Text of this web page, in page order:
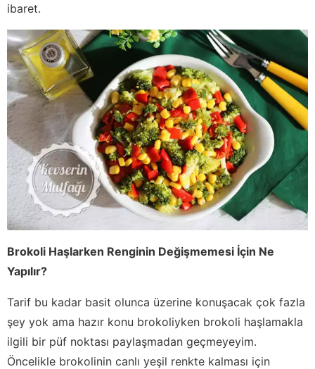
ibaret.
Brokoli Haşlarken Renginin Değişmemesi İçin Ne
Yapılır?
Tarif bu kadar basit olunca üzerine konuşacak çok fazla
şey yok ama hazır konu brokoliyken brokoli haşlamakla
ilgili bir püf noktası paylaşmadan geçmeyeyim.
Öncelikle brokolinin canlı yeşil renkte kalması için